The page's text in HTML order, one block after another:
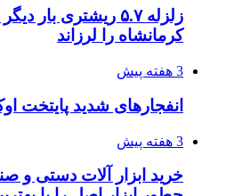
دردسرساز شد
4 هفته پیش
چرا انتخاب تامین‌کننده
پروژه را تعیین می‌کند؟
تفکر «تساوی» باعث
فدراسیون نگاهش را عوض